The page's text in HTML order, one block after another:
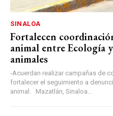
SINALOA
Fortalecen
animal entre Ecología
animales
-Acuerdan realizar campañas de
fortalecer el seguimiento a
animal. Mazatlán, Sinaloa...